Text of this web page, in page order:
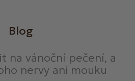
Blog
na vánoční pečení, a
nervy ani mouku